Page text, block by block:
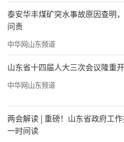
计“银十”市场将延续
面，9月重点城市二手房
升，预计10月交易活跃
但“以价换量”态势短期
（ 记者/秦文 来源：
泰安华丰煤矿突水事故原因查明
问责
中华网山东频道
山东省十四届人大三次会议隆重
中华网山东频道
两会解读 | 重磅！山东省政府工
一时间读